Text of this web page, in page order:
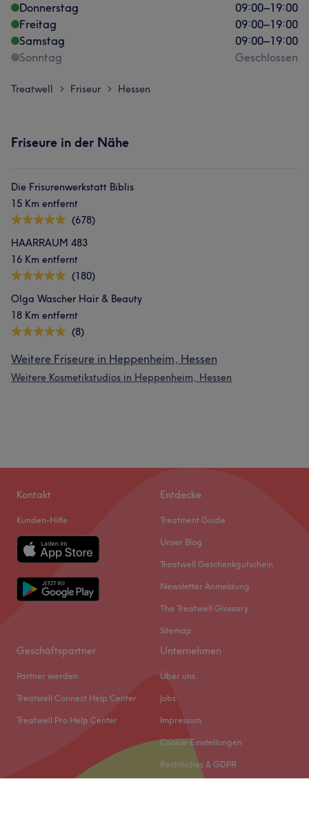
Donnerstag
09:00–19:00
Freitag
09:00–19:00
Samstag
09:00–19:00
Sonntag
Geschlossen
Treatwell > Friseur > Hessen
Friseure in der Nähe
Die Frisurenwerkstatt Biblis
15 Km entfernt
(678)
HAARRAUM 483
16 Km entfernt
(180)
Olga Wascher Hair & Beauty
18 Km entfernt
(8)
Weitere Friseure in Heppenheim, Hessen
Weitere Kosmetikstudios in Heppenheim, Hessen
Kontakt
Kunden-Hilfe
Entdecke
Treatment Guide
Unser Blog
Treatwell Geschenkgutschein
Newsletter Anmeldung
The Treatwell Glossary
Sitemap
Geschäftspartner
Partner werden
Treatwell Connect Help Center
Treatwell Pro Help Center
Unternehmen
Über uns
Jobs
Impressum
Cookie-Einstellungen
Rechtliches & GDPR